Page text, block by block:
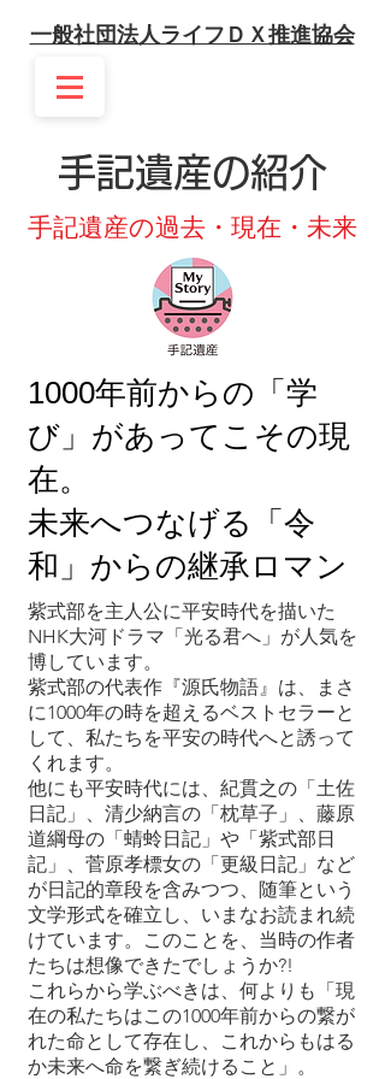
一般社団法人ライフＤＸ推進協会
手記遺産の紹介
手記遺産の過去・現在・未来
1000年前からの「学
び」があってこその現
在。
未来へつなげる
「令
和」からの継承ロマン
紫式部を主人公に平安時代を描いた
NHK大河ドラマ「光る君へ」が人気を
博しています。
紫式部の代表作『源氏物語』は、まさ
に1000年の時を超えるベストセラーと
して、私たちを平安の時代へと誘って
くれます。
他にも平安時代には、紀貫之の「土佐
日記」、清少納言の「枕草子」、藤原
道綱母の「蜻蛉日記」や「紫式部日
記」、菅原孝標女の「更級日記」など
が日記的章段を含みつつ、随筆という
文学形式を確立し、いまなお読まれ続
けています。このことを、当時の作者
たちは想像できたでしょうか?!
これらから学ぶべきは、何よりも「現
在の私たちはこの1000年前からの繋が
れた命として存在し、これからもはる
か未来へ命を繋ぎ続けること」。